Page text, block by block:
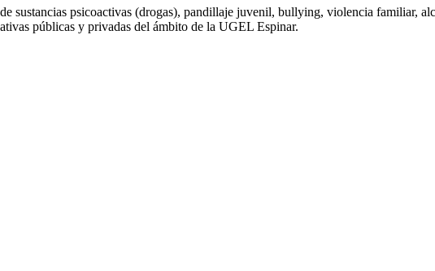
sustancias psicoactivas (drogas), pandillaje juvenil, bullying, violencia familiar,
públicas y privadas del ámbito de la UGEL Espinar.